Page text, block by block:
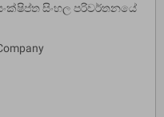
සිංහල පරිවර්තනයේ